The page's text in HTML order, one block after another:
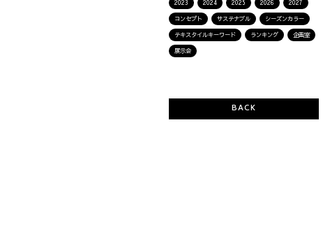
2023 2024 2025 2026 2027
コンセプト サステナブル シーズンカラー
テキスタイルキーワード ランキング 企画室
展示会
BACK